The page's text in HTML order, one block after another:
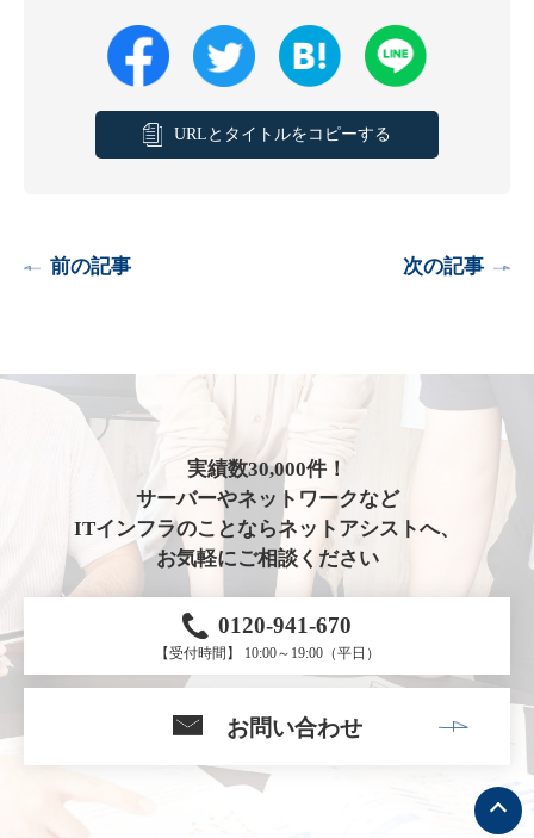
URLとタイトルをコピーする
前の記事 次の記事
実績数30,000件！
サーバーやネットワークなど
ITインフラのことならネットアシストへ、
お気軽にご相談ください
0120-941-670
【受付時間】 10:00～19:00（平日）
お問い合わせ
ト
ッ
プ